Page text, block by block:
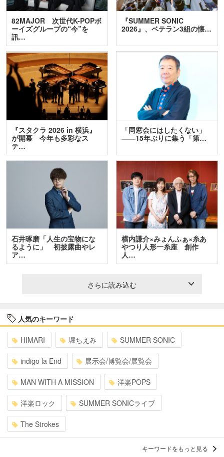
82MAJOR 次世代K-POPボ
ーイズグループの“今”を
訊…
『SUMMER SONIC
2026』、ベテラン3組の懐…
『スタクラ 2026 in 横浜』
が開幕 今年も多彩なス
テ…
「同窓会にはしたくない」
――15年ぶりに集う「第…
石井琢磨「人生の宝物にな
るように」 初披露曲やレ
ア…
横内謙介×みょんふぁ×糸あ
やつり人形一糸座 創作
人…
さらに読み込む
人気のキーワード
HIMARI 堀ちえみ SUMMER SONIC
indigo la End 展示会/博覧会/展覧会
MAN WITH A MISSION 洋楽POPS
洋楽ロック SUMMER SONICライブ
The Strokes
キーワードをもっと見る